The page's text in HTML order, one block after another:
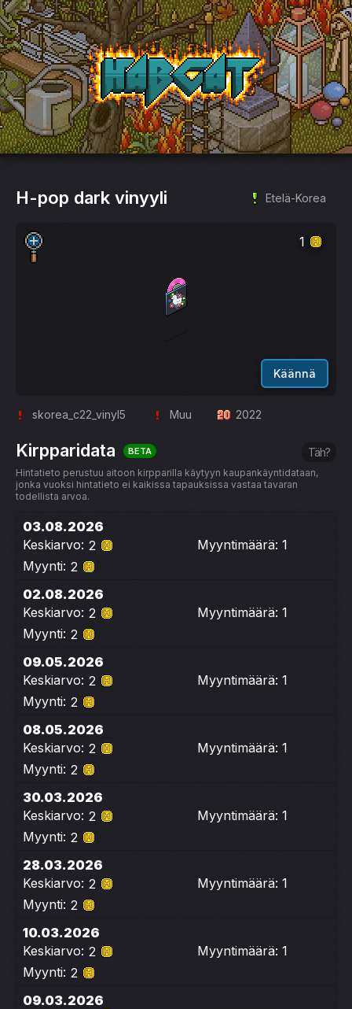
HabCat
H-pop dark vinyyli Etelä-Korea
1
Käännä
skorea_c22_vinyl5 Muu 2022
Kirpparidata BETA Täh?
Hintatieto perustuu aitoon kirpparilla käytyyn kaupankäyntidataan,
jonka vuoksi hintatieto ei kaikissa tapauksissa vastaa tavaran
todellista arvoa.
03.08.2026
Keskiarvo: 2
Myyntimäärä: 1
Myynti: 2
02.08.2026
Keskiarvo: 2
Myyntimäärä: 1
Myynti: 2
09.05.2026
Keskiarvo: 2
Myyntimäärä: 1
Myynti: 2
08.05.2026
Keskiarvo: 2
Myyntimäärä: 1
Myynti: 2
30.03.2026
Keskiarvo: 2
Myyntimäärä: 1
Myynti: 2
28.03.2026
Keskiarvo: 2
Myyntimäärä: 1
Myynti: 2
10.03.2026
Keskiarvo: 2
Myyntimäärä: 1
Myynti: 2
09.03.2026